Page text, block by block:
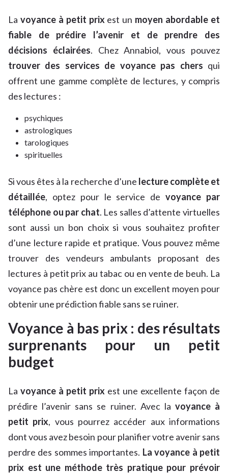
La voyance à petit prixest un moyen abordable et
fiable de prédire l’avenir et de prendre des
décisions éclairées. Chez Annabiol, vous pouvez
trouver des services de voyance pas chers qui
offrent une gamme complète de lectures, y compris
des lectures :
psychiques
astrologiques
tarologiques
spirituelles
Si vous êtes à la recherche d’une lecture complète et
détaillée, optez pour le service devoyance par
téléphone ou par chat. Les salles d’attente virtuelles
sont aussi un bon choix si vous souhaitez profiter
d’une lecture rapide et pratique. Vous pouvez même
trouver des vendeurs ambulants proposant des
lectures à petit prix au tabac ou en vente de beuh. La
voyance pas chère est donc un excellent moyen pour
obtenir une prédiction fiable sans se ruiner.
Voyance à bas prix : des résultats
surprenants pour un petit
budget
La voyance à petit prix est une excellente façon de
prédire l’avenir sans se ruiner. Avec la voyance à
petit prix, vous pourrez accéder aux informations
dont vous avez besoin pour planifier votre avenir sans
perdre des sommes importantes. La voyance à petit
prix est une méthode très pratique pour prévoir